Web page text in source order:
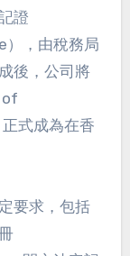
證
，由稅務局
後，公司將
of
式成為在香
要求，包括